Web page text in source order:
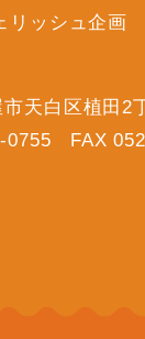
リッシュ企画
市天白区植田
0755 FAX